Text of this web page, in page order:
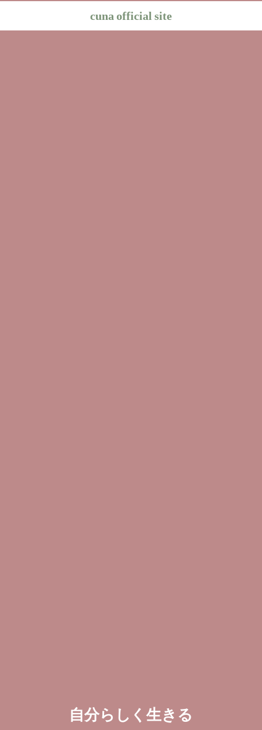
cuna official site
自分らしく生きる